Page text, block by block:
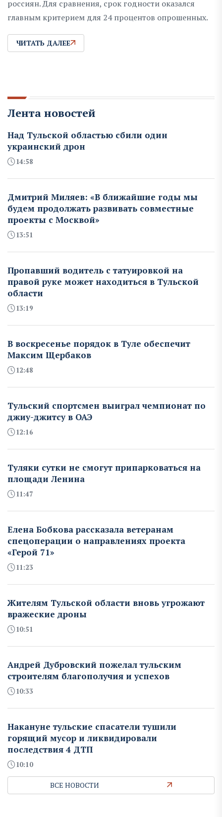
россиян. Для сравнения, срок годности оказался
главным критерием для 24 процентов опрошенных.
ЧИТАТЬ ДАЛЕЕ
Лента новостей
Над Тульской областью сбили один
украинский дрон
14:58
Дмитрий Миляев: «В ближайшие годы мы
будем продолжать развивать совместные
проекты с Москвой»
13:51
Пропавший водитель с татуировкой на
правой руке может находиться в Тульской
области
13:19
В воскресенье порядок в Туле обеспечит
Максим Щербаков
12:48
Тульский спортсмен выиграл чемпионат по
джиу-джитсу в ОАЭ
12:16
Туляки сутки не смогут припарковаться на
площади Ленина
11:47
Елена Бобкова рассказала ветеранам
спецоперации о направлениях проекта
«Герой 71»
11:23
Жителям Тульской области вновь угрожают
вражеские дроны
10:51
Андрей Дубровский пожелал тульским
строителям благополучия и успехов
10:33
Накануне тульские спасатели тушили
горящий мусор и ликвидировали
последствия 4 ДТП
10:10
ВСЕ НОВОСТИ